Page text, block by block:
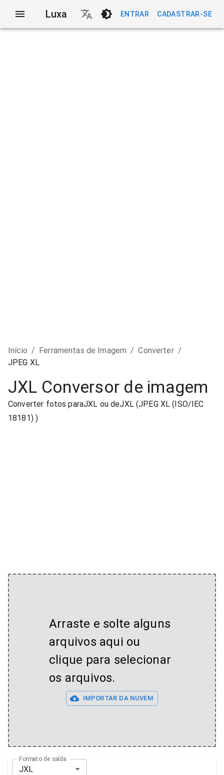
Luxa ENTRAR CADASTRAR-SE
Início / Ferramentas de Imagem / Converter /
JPEG XL
JXL Conversor de imagem
Converter fotos paraJXL ou deJXL (JPEG XL (ISO/IEC
18181) )
Arraste e solte alguns
arquivos aqui ou
clique para selecionar
os arquivos.
IMPORTAR DA NUVEM
Formato de saída
JXL